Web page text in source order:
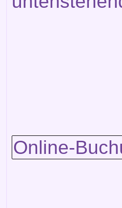
Online-